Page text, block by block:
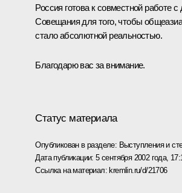
Россия готова к совместной работе
Совещания для того, чтобы
стало абсолютной реальностью.
Благодарю вас за внимание.
Статус материала
Опубликован в разделе: Выступления и
Дата публикации:5 сентября 2002 года,
Ссылка на материал:kremlin.ru/d/21706